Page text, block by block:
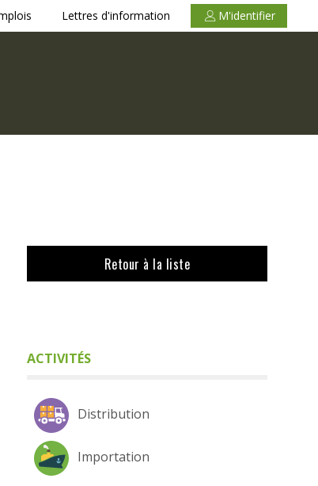
Lettres d'information M'identifier
Retour à la liste
ACTIVITÉS
Distribution
Importation